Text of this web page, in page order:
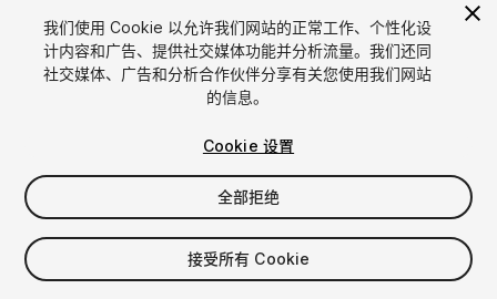
1 /3
$12
我们使用 Cookie 以允许我们网站的正常工作、个性化设
计内容和广告、提供社交媒体功能并分析流量。我们还同
社交媒体、广告和分析合作伙伴分享有关您使用我们网站
的信息。
Cookie 设置
全部拒绝
接受所有 Cookie